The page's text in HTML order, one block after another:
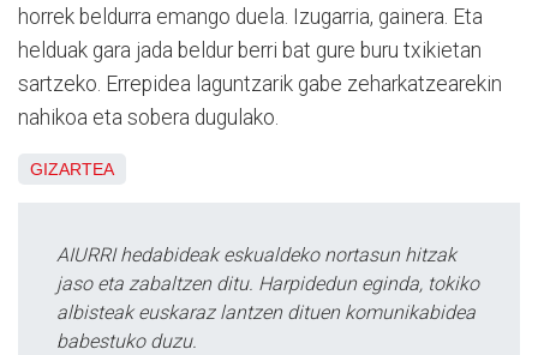
horrek beldurra emango duela. Izugarria, gainera. Eta
helduak gara jada beldur berri bat gure buru txikietan
sartzeko. Errepidea laguntzarik gabe zeharkatzearekin
nahikoa eta sobera dugulako.
GIZARTEA
AIURRI hedabideak eskualdeko nortasun hitzak
jaso eta zabaltzen ditu. Harpidedun eginda, tokiko
albisteak euskaraz lantzen dituen komunikabidea
babestuko duzu.